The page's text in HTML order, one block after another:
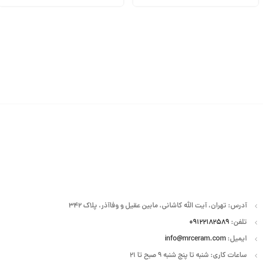
آدرس: تهران، آیت الله کاشانی، مابین عقیل و وفاآذر، پلاک 342
تلفن: 09122182589
ایمیل:info@mrceram.com
ساعات کاری: شنبه تا پنج شنبه 9 صبح تا 21